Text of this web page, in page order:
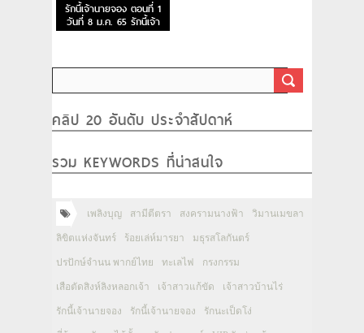
รักนี้เจ้านายจอง ตอนที่ 1
วันที่ 8 ม.ค. 65 รักนี้เจ้า
นายจอง EP.1
คลิป 20 อันดับ ประจำสัปดาห์
รวม KEYWORDS ที่น่าสนใจ
เพลิงบุญ สามีตีตรา สงครามนางฟ้า วิมานเมขลา
ลิขิตแห่งจันทร์ ร้อยเล่ห์มารยา มธุรสโลกันตร์
ปรปักษ์จำนน พากย์ไทย ทะเลไฟ กรงกรรม
เสือตัดสิงห์ลิงหลอกเจ้า เจ้าสาวแก้ขัด เจ้าสาวบ้านไร่
รักนี้เจ้านายจอง รักนี้เจ้านายจอง รักนะเป็ดโง่